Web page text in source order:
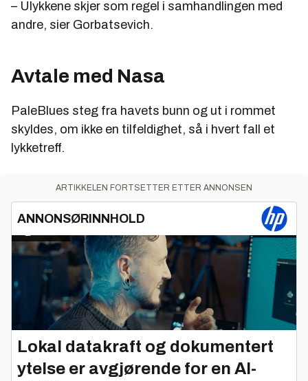
– Ulykkene skjer som regel i samhandlingen med
andre, sier Gorbatsevich.
Avtale med Nasa
PaleBlues steg fra havets bunn og ut i rommet
skyldes, om ikke en tilfeldighet, så i hvert fall et
lykketreff.
ARTIKKELEN FORTSETTER ETTER ANNONSEN
ANNONSØRINNHOLD
Lokal datakraft og dokumentert
ytelse er avgjørende for en AI-